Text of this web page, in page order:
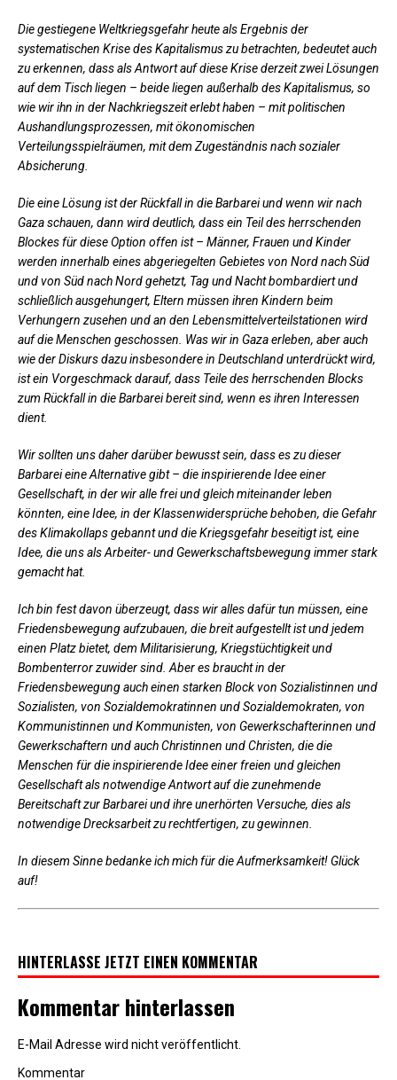
Die gestiegene Weltkriegsgefahr heute als Ergebnis der
systematischen Krise des Kapitalismus zu betrachten, bedeutet auch
zu erkennen, dass als Antwort auf diese Krise derzeit zwei Lösungen
auf dem Tisch liegen – beide liegen außerhalb des Kapitalismus, so
wie wir ihn in der Nachkriegszeit erlebt haben – mit politischen
Aushandlungsprozessen, mit ökonomischen
Verteilungsspielräumen, mit dem Zugeständnis nach sozialer
Absicherung.
Die eine Lösung ist der Rückfall in die Barbarei und wenn wir nach
Gaza schauen, dann wird deutlich, dass ein Teil des herrschenden
Blockes für diese Option offen ist – Männer, Frauen und Kinder
werden innerhalb eines abgeriegelten Gebietes von Nord nach Süd
und von Süd nach Nord gehetzt, Tag und Nacht bombardiert und
schließlich ausgehungert, Eltern müssen ihren Kindern beim
Verhungern zusehen und an den Lebensmittelverteilstationen wird
auf die Menschen geschossen. Was wir in Gaza erleben, aber auch
wie der Diskurs dazu insbesondere in Deutschland unterdrückt wird,
ist ein Vorgeschmack darauf, dass Teile des herrschenden Blocks
zum Rückfall in die Barbarei bereit sind, wenn es ihren Interessen
dient.
Wir sollten uns daher darüber bewusst sein, dass es zu dieser
Barbarei eine Alternative gibt – die inspirierende Idee einer
Gesellschaft, in der wir alle frei und gleich miteinander leben
könnten, eine Idee, in der Klassenwidersprüche behoben, die Gefahr
des Klimakollaps gebannt und die Kriegsgefahr beseitigt ist, eine
Idee, die uns als Arbeiter- und Gewerkschaftsbewegung immer stark
gemacht hat.
Ich bin fest davon überzeugt, dass wir alles dafür tun müssen, eine
Friedensbewegung aufzubauen, die breit aufgestellt ist und jedem
einen Platz bietet, dem Militarisierung, Kriegstüchtigkeit und
Bombenterror zuwider sind. Aber es braucht in der
Friedensbewegung auch einen starken Block von Sozialistinnen und
Sozialisten, von Sozialdemokratinnen und Sozialdemokraten, von
Kommunistinnen und Kommunisten, von Gewerkschafterinnen und
Gewerkschaftern und auch Christinnen und Christen, die die
Menschen für die inspirierende Idee einer freien und gleichen
Gesellschaft als notwendige Antwort auf die zunehmende
Bereitschaft zur Barbarei und ihre unerhörten Versuche, dies als
notwendige Drecksarbeit zu rechtfertigen, zu gewinnen.
In diesem Sinne bedanke ich mich für die Aufmerksamkeit! Glück
auf!
HINTERLASSE JETZT EINEN KOMMENTAR
Kommentar hinterlassen
E-Mail Adresse wird nicht veröffentlicht.
Kommentar